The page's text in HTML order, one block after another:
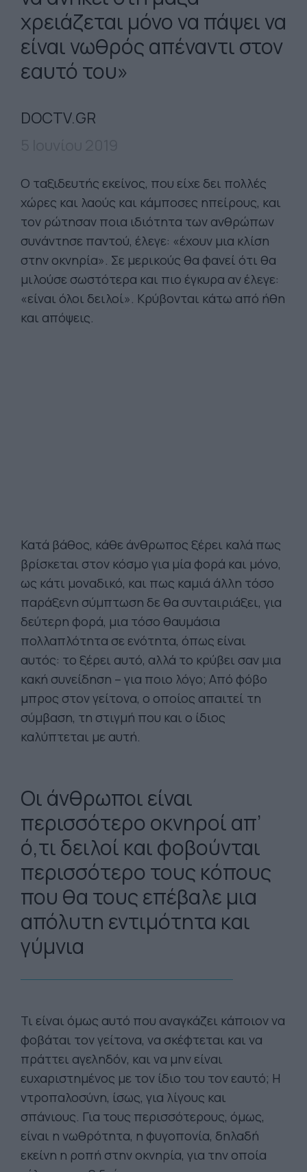
χρειάζεται μόνο να πάψει να
είναι νωθρός απέναντι στον
εαυτό του»
DOCTV.GR
Ο ταξιδευτής εκείνος, που είχε δει πολλές
χώρες και λαούς και κάμποσες ηπείρους, και
τον ρώτησαν ποια ιδιότητα των ανθρώπων
συνάντησε παντού, έλεγε: «έχουν μια κλίση
στην οκνηρία». Σε μερικούς θα φανεί ότι θα
μιλούσε σωστότερα και πιο έγκυρα αν έλεγε:
«είναι όλοι δειλοί». Κρύβονται κάτω από ήθη
και απόψεις.
Κατά βάθος, κάθε άνθρωπος ξέρει καλά πως
βρίσκεται στον κόσμο για μία φορά και μόνο,
ως κάτι μοναδικό, και πως καμιά άλλη τόσο
παράξενη σύμπτωση δε θα συνταιριάξει, για
δεύτερη φορά, μια τόσο θαυμάσια
πολλαπλότητα σε ενότητα, όπως είναι
αυτός: το ξέρει αυτό, αλλά το κρύβει σαν μια
κακή συνείδηση – για ποιο λόγο; Από φόβο
μπρος στον γείτονα, ο οποίος απαιτεί τη
σύμβαση, τη στιγμή που και ο ίδιος
καλύπτεται με αυτή.
Οι άνθρωποι είναι
περισσότερο οκνηροί απ’
ό,τι δειλοί και φοβούνται
περισσότερο τους κόπους
που θα τους επέβαλε μια
απόλυτη εντιμότητα και
γύμνια
Τι είναι όμως αυτό που αναγκάζει κάποιον να
φοβάται τον γείτονα, να σκέφτεται και να
πράττει αγεληδόν, και να μην είναι
ευχαριστημένος με τον ίδιο του τον εαυτό; Η
ντροπαλοσύνη, ίσως, για λίγους και
σπάνιους. Για τους περισσότερους, όμως,
είναι η νωθρότητα, η φυγοπονία, δηλαδή
εκείνη η ροπή στην οκνηρία, για την οποία